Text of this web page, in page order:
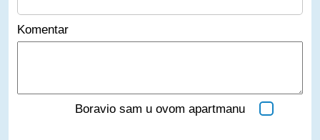
Komentar
Boravio sam u ovom apartmanu